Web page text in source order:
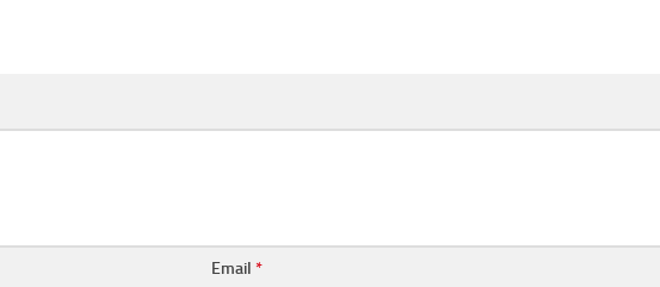
Email*